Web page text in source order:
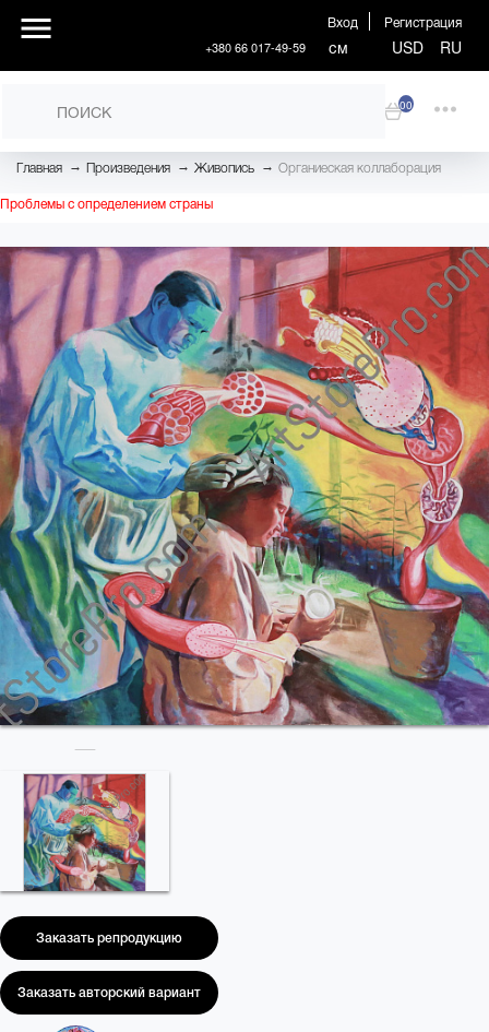
Вход Регистрация
+380 66 017-49-59 см USD RU
00
Главная → Произведения → Живопись → Органиеская коллаборация
Проблемы с определением страны
Заказать репродукцию
Заказать авторский вариант